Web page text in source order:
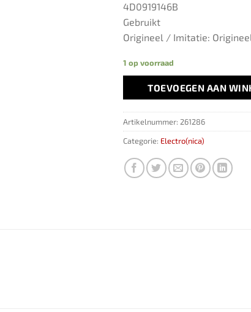
4D0919146B
Gebruikt
Origineel / Imitatie:
1 op voorraad
TOEVOEGEN AAN
Artikelnummer: 261286
Categorie: Electro(nica)